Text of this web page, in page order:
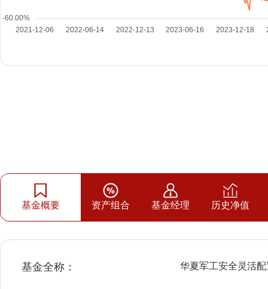
基金概要 资产组合 基金经理 历史净值
基金全称： 华夏军工安全灵活